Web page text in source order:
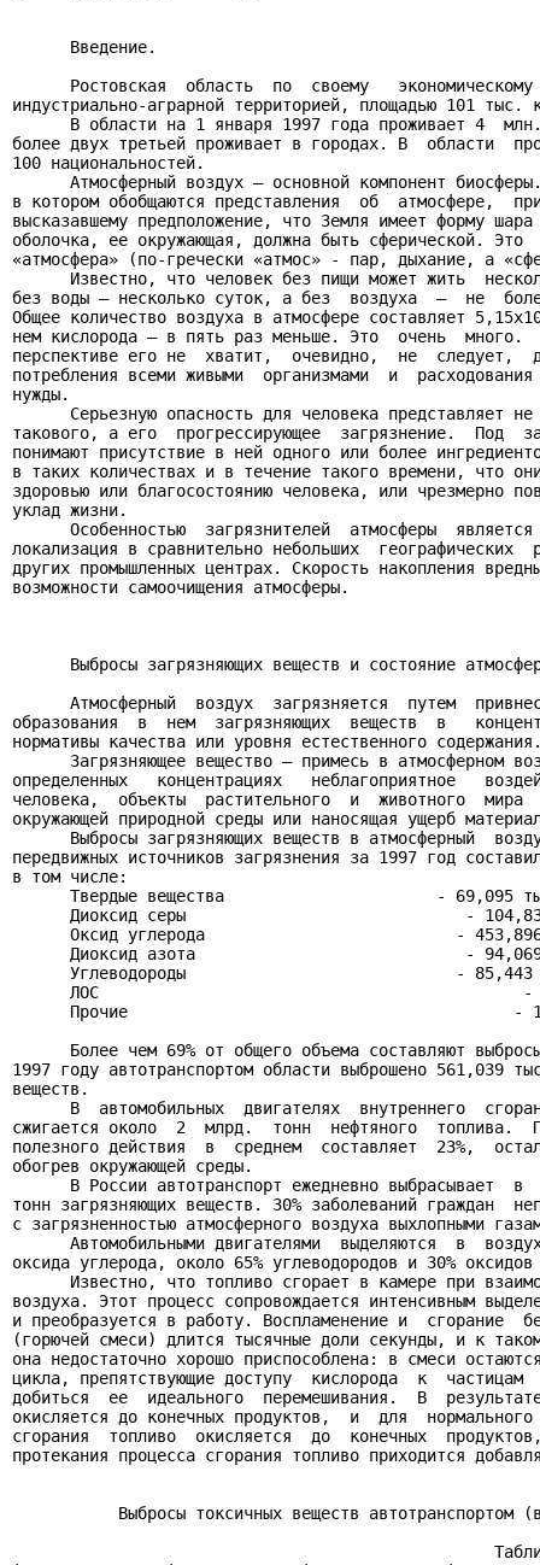
      Введение.
Ростовская  область  по  своему
индустриально-аграрной территорией, площадью 101
В области на 1 января 1997 года проживает 4
более двух третьей проживает в городах. В  области
100 национальностей.
Атмосферный воздух – основной компонент
в котором обобщаются представления  об  атмосфере,
высказавшему предположение, что Земля имеет форму
оболочка, ее окружающая, должна быть сферической. Это
«атмосфера» (по-гречески «атмос» - пар, дыхание, а
Известно, что человек без пищи может жить
без воды – несколько суток, а без  воздуха  –  не
Общее количество воздуха в атмосфере составляет
нем кислорода – в пять раз меньше. Это  очень
перспективе его не  хватит,  очевидно,  не  следует,
потребления всеми живыми  организмами  и
нужды.
Серьезную опасность для человека представляет
такового, а его  прогрессирующее  загрязнение.  Под
понимают присутствие в ней одного или более
в таких количествах и в течение такого времени, что
здоровью или благосостоянию человека, или чрезмерно
уклад жизни.
Особенностью  загрязнителей  атмосферы
локализация в сравнительно небольших
других промышленных центрах. Скорость накопления
возможности самоочищения атмосферы.
Выбросы загрязняющих веществ и состояние
Атмосферный  воздух  загрязняется  путем
образования  в  нем  загрязняющих  веществ  в
нормативы качества или уровня естественного
Загрязняющее вещество – примесь в атмосферном
определенных   концентрациях   неблагоприятное
человека,  объекты  растительного  и  животного  мира
окружающей природной среды или наносящая ущерб
Выбросы загрязняющих веществ в атмосферный
передвижных источников загрязнения за 1997 год
в том числе:
Твердые вещества                      - 69,095
Диоксид серы                             -
Оксид углерода                          -
Диоксид азота                            -
Углеводороды                            - 85,443
ЛОС                                            -
Прочие                                        -
Более чем 69% от общего объема составляют
1997 году автотранспортом области выброшено 561,039
веществ.
В  автомобильных  двигателях  внутреннего
сжигается около  2  млрд.  тонн  нефтяного  топлива.
полезного действия  в  среднем  составляет  23%,
обогрев окружающей среды.
В России автотранспорт ежедневно выбрасывает  в
тонн загрязняющих веществ. 30% заболеваний граждан
с загрязненностью атмосферного воздуха выхлопными
Автомобильными двигателями  выделяются  в
оксида углерода, около 65% углеводородов и 30%
Известно, что топливо сгорает в камере при
воздуха. Этот процесс сопровождается интенсивным
и преобразуется в работу. Воспламенение и  сгорание
(горючей смеси) длится тысячные доли секунды, и к
она недостаточно хорошо приспособлена: в смеси
цикла, препятствующие доступу  кислорода  к
добиться  ее  идеального  перемешивания.  В
окисляется до конечных продуктов,  и  для
сгорания  топливо  окисляется  до  конечных
протекания процесса сгорания топливо приходится
Выбросы токсичных веществ автотранспортом